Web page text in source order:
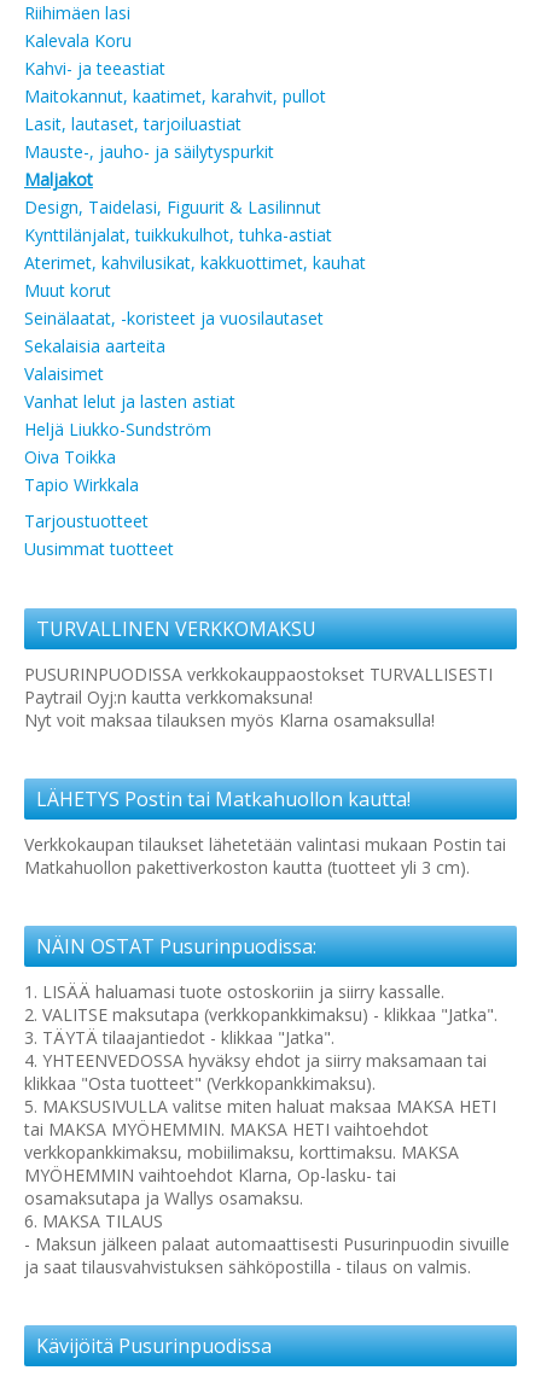
Riihimäen lasi
Kalevala Koru
Kahvi- ja teeastiat
Maitokannut, kaatimet, karahvit, pullot
Lasit, lautaset, tarjoiluastiat
Mauste-, jauho- ja säilytyspurkit
Maljakot
Design, Taidelasi, Figuurit & Lasilinnut
Kynttilänjalat, tuikkukulhot, tuhka-astiat
Aterimet, kahvilusikat, kakkuottimet, kauhat
Muut korut
Seinälaatat, -koristeet ja vuosilautaset
Sekalaisia aarteita
Valaisimet
Vanhat lelut ja lasten astiat
Heljä Liukko-Sundström
Oiva Toikka
Tapio Wirkkala
Tarjoustuotteet
Uusimmat tuotteet
TURVALLINEN VERKKOMAKSU
PUSURINPUODISSA verkkokauppaostokset TURVALLISESTI
Paytrail Oyj:n kautta verkkomaksuna!
Nyt voit maksaa tilauksen myös Klarna osamaksulla!
LÄHETYS Postin tai Matkahuollon kautta!
Verkkokaupan tilaukset lähetetään valintasi mukaan Postin tai
Matkahuollon pakettiverkoston kautta (tuotteet yli 3 cm).
NÄIN OSTAT Pusurinpuodissa:
1. LISÄÄ haluamasi tuote ostoskoriin ja siirry kassalle.
2. VALITSE maksutapa (verkkopankkimaksu) - klikkaa "Jatka".
3. TÄYTÄ tilaajantiedot - klikkaa "Jatka".
4. YHTEENVEDOSSA hyväksy ehdot ja siirry maksamaan tai
klikkaa "Osta tuotteet" (Verkkopankkimaksu).
5. MAKSUSIVULLA valitse miten haluat maksaa MAKSA HETI
tai MAKSA MYÖHEMMIN. MAKSA HETI vaihtoehdot
verkkopankkimaksu, mobiilimaksu, korttimaksu. MAKSA
MYÖHEMMIN vaihtoehdot Klarna, Op-lasku- tai
osamaksutapa ja Wallys osamaksu.
6. MAKSA TILAUS
- Maksun jälkeen palaat automaattisesti Pusurinpuodin sivuille
ja saat tilausvahvistuksen sähköpostilla - tilaus on valmis.
Kävijöitä Pusurinpuodissa